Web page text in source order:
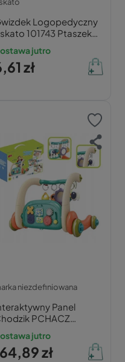
Logopedyczny
101743 Ptaszek
Ćwiczeń
i Mowy
jutro
zł
niezdefiniowana
Panel
PCHACZ
3w1 dla Malucha
Sensoryczny
jutro
zł